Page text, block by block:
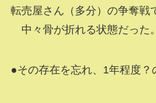
転売屋さん（多分）の争奪戦
中々骨が折れる状態だった。
●その存在を忘れ、1年程度？